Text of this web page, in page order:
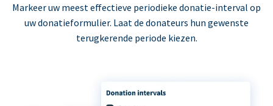
Markeer uw meest effectieve periodieke donatie-interval op
uw donatieformulier. Laat de donateurs hun gewenste
terugkerende periode kiezen.